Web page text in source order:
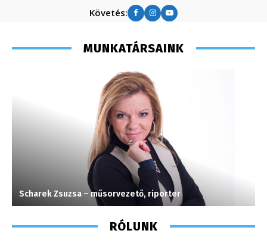
Követés:
MUNKATÁRSAINK
Scharek Zsuzsa – műsorvezető, riporter
RÓLUNK